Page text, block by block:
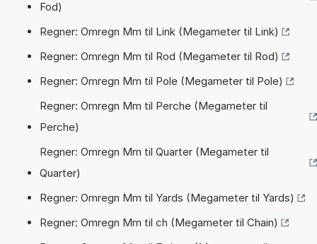
Fod)
Regner: Omregn Mm til Link (Megameter til Link)
Regner: Omregn Mm til Rod (Megameter til Rod)
Regner: Omregn Mm til Pole (Megameter til Pole)
Regner: Omregn Mm til Perche (Megameter til
Perche)
Regner: Omregn Mm til Quarter (Megameter til
Quarter)
Regner: Omregn Mm til Yards (Megameter til Yards)
Regner: Omregn Mm til ch (Megameter til Chain)